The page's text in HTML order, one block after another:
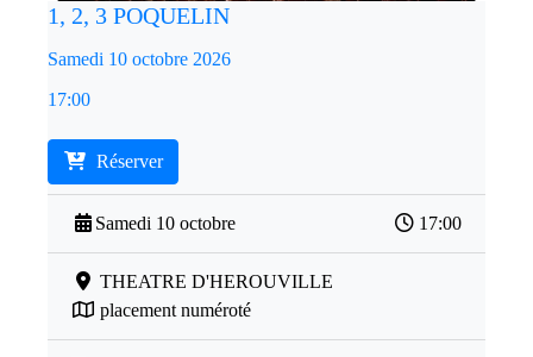
1, 2, 3 POQUELIN
Samedi 10 octobre 2026
17:00
Réserver
Samedi 10 octobre 17:00
THEATRE D'HEROUVILLE
placement numéroté